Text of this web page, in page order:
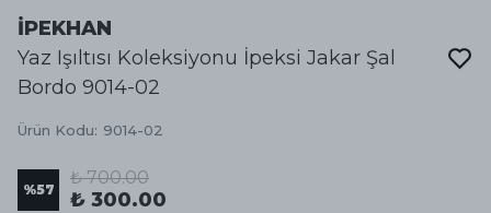
İPEKHAN
Yaz Işıltısı Koleksiyonu İpeksi Jakar Şal
Bordo 9014-02
Ürün Kodu: 9014-02
%57
₺ 700.00
₺ 300.00